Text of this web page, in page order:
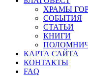
ХРАМЫ
СОБЫТИЯ
СТАТЬИ
КНИГИ
КАРТА САЙТА
КОНТАКТЫ
FAQ